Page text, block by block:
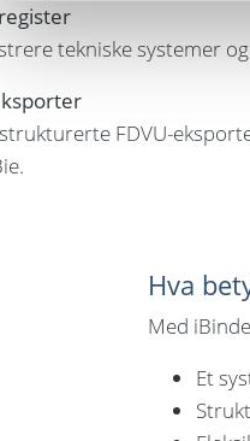
tekniske systemer
FDVU-
Hva
Med
Et